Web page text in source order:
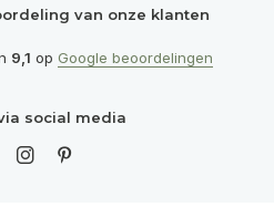
van onze klanten
9,1 op Google beoordelingen
social media